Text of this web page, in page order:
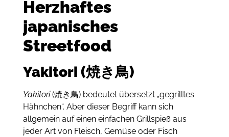
Herzhaftes
japanisches
Streetfood
Yakitori (焼き鳥)
Yakitori(焼き鳥) bedeutet übersetzt „gegrilltes
Hähnchen“. Aber dieser Begriff kann sich
allgemein auf einen einfachen Grillspieß aus
jeder Art von Fleisch, Gemüse oder Fisch